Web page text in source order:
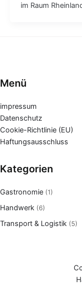
im Raum
Menü
impressum
Datenschutz
Cookie-Richtlinie (EU)
Haftungsausschluss
Kategorien
Gastronomie (1)
Handwerk (6)
Transport & Logistik (5)